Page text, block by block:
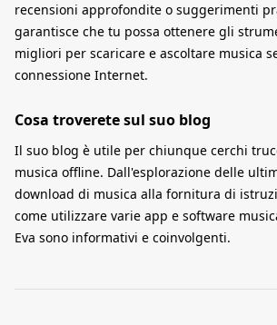
recensioni approfondite o suggerimenti
garantisce che tu possa ottenere gli
migliori per scaricare e ascoltare musica
connessione Internet.
Cosa troverete sul suo blog
Il suo blog è utile per chiunque cerchi
musica offline. Dall'esplorazione delle
download di musica alla fornitura di
come utilizzare varie app e software
Eva sono informativi e coinvolgenti.